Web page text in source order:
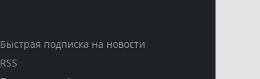
Быстрая подписка на новости
RSS